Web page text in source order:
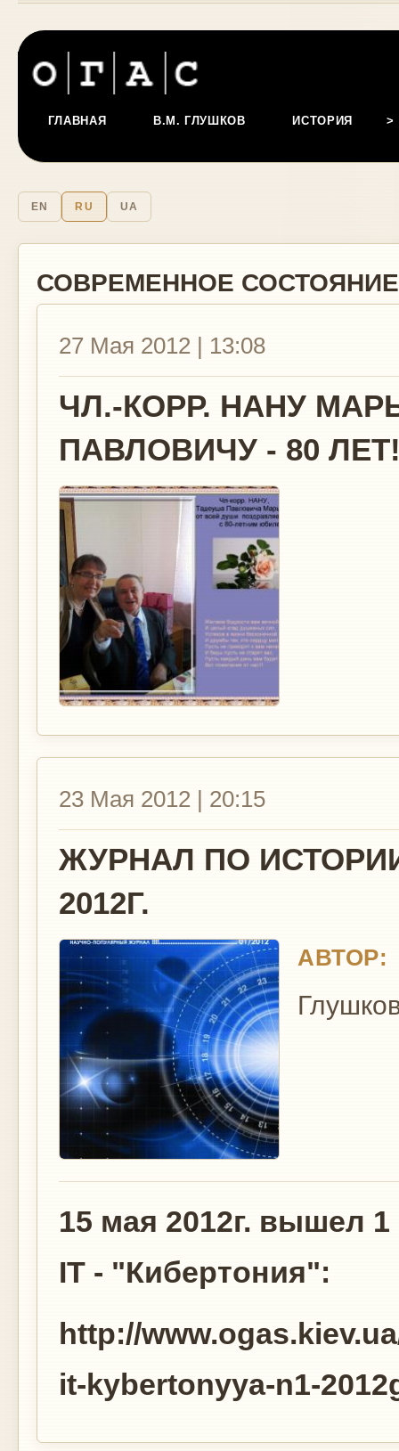
ГЛАВНАЯ В.М. ГЛУШКОВ ИСТОРИЯ
EN RU UA
СОВРЕМЕННОЕ
27 Мая 2012 | 13:08
ЧЛ.-КОРР. НАНУ
ПАВЛОВИЧУ - 80
23 Мая 2012 | 20:15
ЖУРНАЛ ПО
2012Г.
АВТОР:
15 мая 2012г. вышел
IT - "Кибертония":
http://
it-kybertonyya-n1-